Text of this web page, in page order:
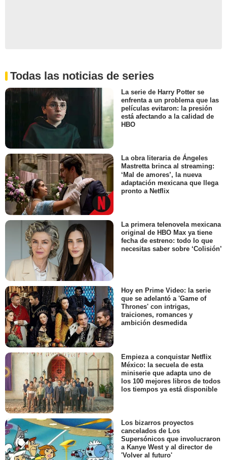
Todas las noticias de series
La serie de Harry Potter se
enfrenta a un problema que las
películas evitaron: la presión
está afectando a la calidad de
HBO
La obra literaria de Ángeles
Mastretta brinca al streaming:
‘Mal de amores’, la nueva
adaptación mexicana que llega
pronto a Netflix
La primera telenovela mexicana
original de HBO Max ya tiene
fecha de estreno: todo lo que
necesitas saber sobre ‘Colisión’
Hoy en Prime Video: la serie
que se adelantó a 'Game of
Thrones' con intrigas,
traiciones, romances y
ambición desmedida
Empieza a conquistar Netflix
México: la secuela de esta
miniserie que adapta uno de
los 100 mejores libros de todos
los tiempos ya está disponible
Los bizarros proyectos
cancelados de Los
Supersónicos que involucraron
a Kanye West y al director de
'Volver al futuro'